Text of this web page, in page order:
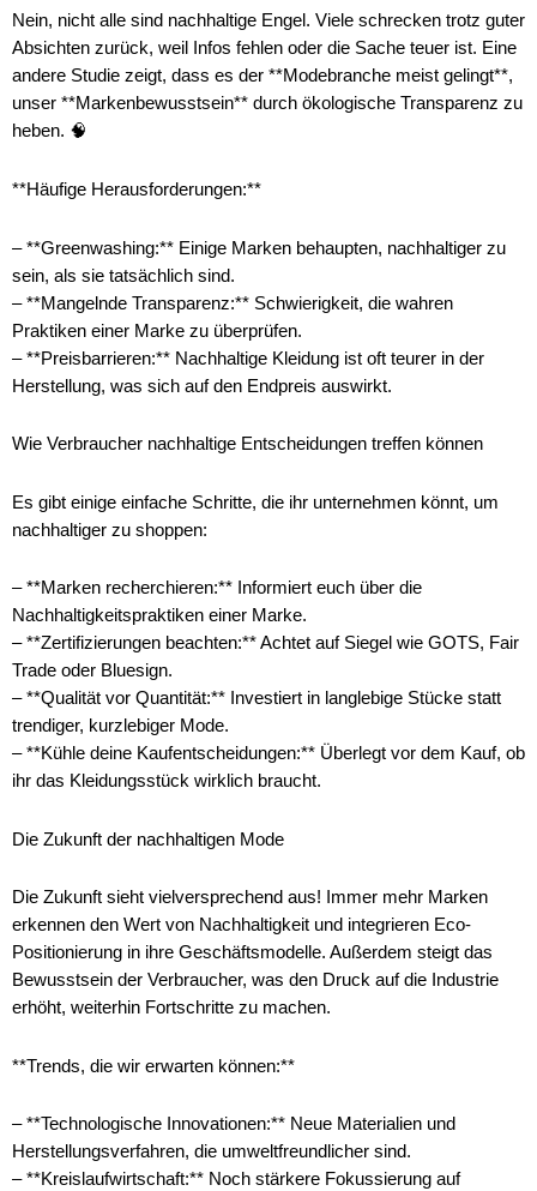
Nein, nicht alle sind nachhaltige Engel. Viele schrecken trotz guter
Absichten zurück, weil Infos fehlen oder die Sache teuer ist. Eine
andere Studie zeigt, dass es der **Modebranche meist gelingt**,
unser **Markenbewusstsein** durch ökologische Transparenz zu
heben. 🧠
**Häufige Herausforderungen:**
– **Greenwashing:** Einige Marken behaupten, nachhaltiger zu
sein, als sie tatsächlich sind.
– **Mangelnde Transparenz:** Schwierigkeit, die wahren
Praktiken einer Marke zu überprüfen.
– **Preisbarrieren:** Nachhaltige Kleidung ist oft teurer in der
Herstellung, was sich auf den Endpreis auswirkt.
Wie Verbraucher nachhaltige Entscheidungen treffen können
Es gibt einige einfache Schritte, die ihr unternehmen könnt, um
nachhaltiger zu shoppen:
– **Marken recherchieren:** Informiert euch über die
Nachhaltigkeitspraktiken einer Marke.
– **Zertifizierungen beachten:** Achtet auf Siegel wie GOTS, Fair
Trade oder Bluesign.
– **Qualität vor Quantität:** Investiert in langlebige Stücke statt
trendiger, kurzlebiger Mode.
– **Kühle deine Kaufentscheidungen:** Überlegt vor dem Kauf, ob
ihr das Kleidungsstück wirklich braucht.
Die Zukunft der nachhaltigen Mode
Die Zukunft sieht vielversprechend aus! Immer mehr Marken
erkennen den Wert von Nachhaltigkeit und integrieren Eco-
Positionierung in ihre Geschäftsmodelle. Außerdem steigt das
Bewusstsein der Verbraucher, was den Druck auf die Industrie
erhöht, weiterhin Fortschritte zu machen.
**Trends, die wir erwarten können:**
– **Technologische Innovationen:** Neue Materialien und
Herstellungsverfahren, die umweltfreundlicher sind.
– **Kreislaufwirtschaft:** Noch stärkere Fokussierung auf